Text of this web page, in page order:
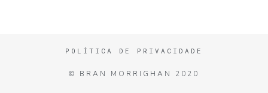
POLÍTICA DE PRIVACIDADE
© BRAN MORRIGHAN 2020